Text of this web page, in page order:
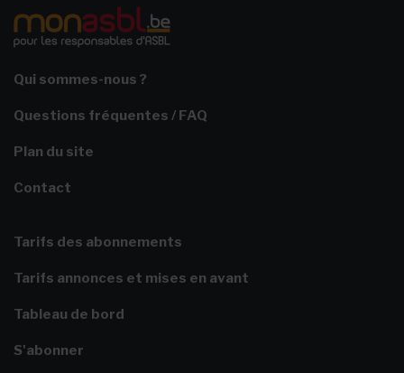
Qui sommes-nous ?
Questions fréquentes / FAQ
Plan du site
Contact
Tarifs des abonnements
Tarifs annonces et mises en avant
Tableau de bord
S'abonner